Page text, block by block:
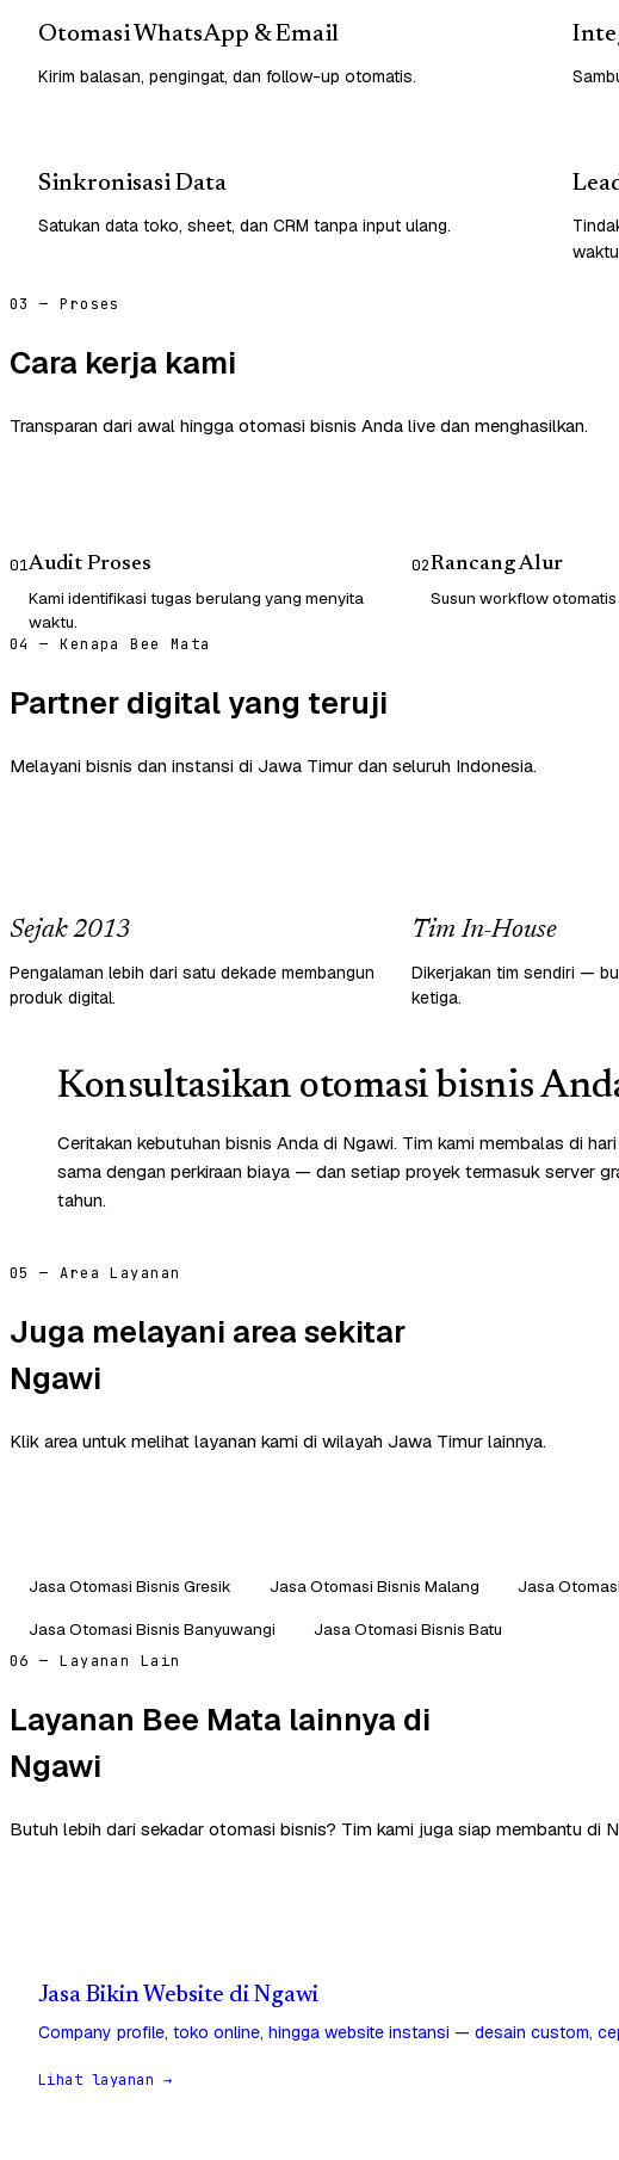
Otomasi WhatsApp & Email
Kirim balasan, pengingat, dan follow-up otomatis.
Sinkronisasi Data
Satukan data toko, sheet, dan CRM tanpa input ulang.
03 — Proses
Cara kerja kami
Transparan dari awal hingga otomasi bisnis Anda live dan menghasilkan.
01Audit Proses
Kami identifikasi tugas berulang yang menyita
waktu.
02Rancang Alur
Susun workflow
04 — Kenapa Bee Mata
Partner digital yang teruji
Melayani bisnis dan instansi di Jawa Timur dan seluruh Indonesia.
Sejak 2013
Pengalaman lebih dari satu dekade membangun
produk digital.
Tim In-House
Dikerjakan tim sendiri —
ketiga.
Konsultasikan otomasi bisnis
Ceritakan kebutuhan bisnis Anda di Ngawi. Tim kami membalas di
sama dengan perkiraan biaya — dan setiap proyek termasuk server
tahun.
05 — Area Layanan
Juga melayani area sekitar
Ngawi
Klik area untuk melihat layanan kami di wilayah Jawa Timur lainnya.
Jasa Otomasi Bisnis Gresik Jasa Otomasi Bisnis Malang Jasa
Jasa Otomasi Bisnis Banyuwangi
Jasa Otomasi Bisnis Batu
06 — Layanan Lain
Layanan Bee Mata lainnya di
Ngawi
Butuh lebih dari sekadar otomasi bisnis? Tim kami juga siap membantu di
Jasa Bikin Website di Ngawi
Company profile, toko online, hingga website instansi — desain custom,
Lihat layanan →